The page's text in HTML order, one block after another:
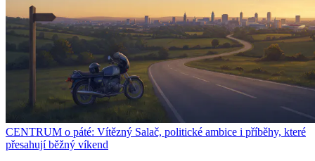
CENTRUM o páté: Vítězný Salač, politické ambice i příběhy, které
přesahují běžný víkend